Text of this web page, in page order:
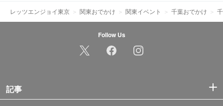
レッツエンジョイ東京 関東おでかけ 関東イベント 千葉おでかけ
Follow Us
記事